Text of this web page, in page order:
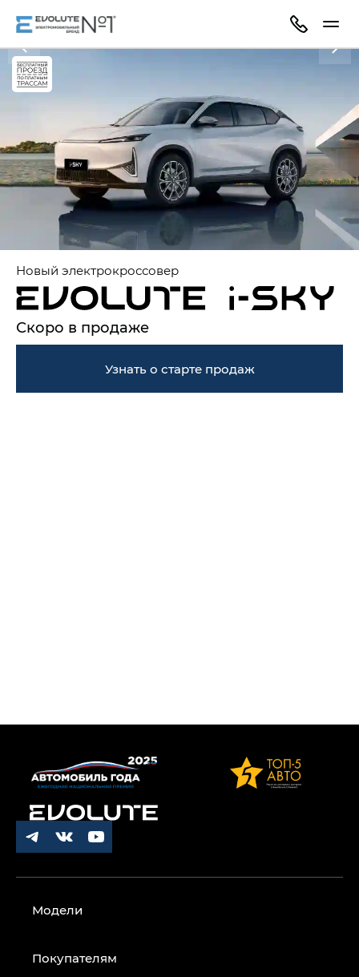
Новый электрокроссовер
Скоро в продаже
Узнать о старте продаж
Модели
Покупателям